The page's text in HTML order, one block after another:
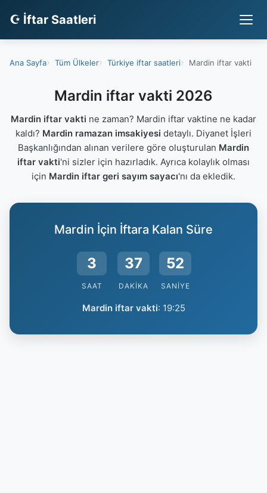
☪ İftar Saatleri
Ana Sayfa Tüm Ülkeler Türkiye iftar saatleri Mardin iftar vakti
Mardin iftar vakti 2026
Mardin iftar vakti ne zaman? Mardin iftar vaktine ne kadar
kaldı? Mardin ramazan imsakiyesi detaylı. Diyanet İşleri
Başkanlığından alınan verilere göre oluşturulan Mardin
iftar vakti'ni sizler için hazırladık. Ayrıca kolaylık olması
için Mardin iftar geri sayım sayacı'nı da ekledik.
Mardin İçin İftara Kalan Süre
3
SAAT
37
DAKIKA
51
SANIYE
Mardin iftar vakti: 19:25